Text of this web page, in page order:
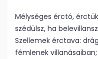
Mélységes érctó,
szédülsz, ha
Szellemek érctava:
fémlenek